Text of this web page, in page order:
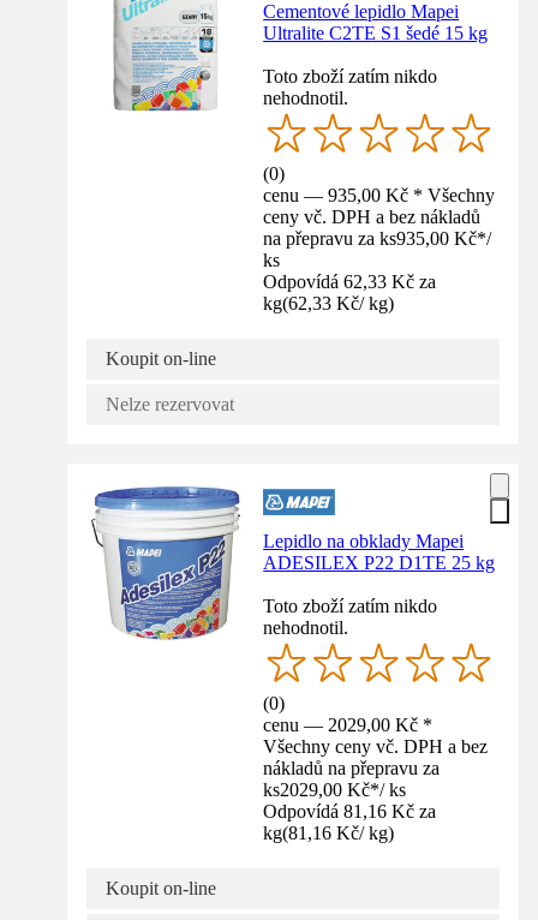
Cementové lepidlo Mapei
Ultralite C2TE S1 šedé 15 kg
Toto zboží zatím nikdo
nehodnotil.
(0)
cenu — 935,00 Kč * Všechny
ceny vč. DPH a bez nákladů
na přepravu za ks935,00 Kč*/
ks
Odpovídá 62,33 Kč za
kg(62,33 Kč/ kg)
Koupit on-line
Nelze rezervovat
Lepidlo na obklady Mapei
ADESILEX P22 D1TE 25 kg
Toto zboží zatím nikdo
nehodnotil.
(0)
cenu — 2029,00 Kč *
Všechny ceny vč. DPH a bez
nákladů na přepravu za
ks2029,00 Kč*/ ks
Odpovídá 81,16 Kč za
kg(81,16 Kč/ kg)
Koupit on-line